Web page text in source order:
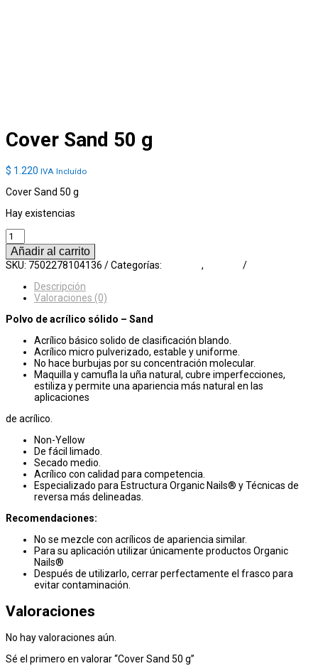
Cover Sand 50 g
$ 1.220 IVA Incluído
Cover Sand 50 g
Hay existencias
Cover
Sand
50
g
Añadir al carrito
SKU: 7502278104136 Categorías: ,
Descripción
Valoraciones (0)
Polvo de acrílico sólido – Sand
Acrílico básico solido de clasificación blando.
Acrílico micro pulverizado, estable y uniforme.
No hace burbujas por su concentración molecular.
Maquilla y camufla la uña natural, cubre imperfecciones,
estiliza y permite una apariencia más natural en las
aplicaciones
de acrílico.
Non-Yellow
De fácil limado.
Secado medio.
Acrílico con calidad para competencia.
Especializado para Estructura Organic Nails® y Técnicas de
reversa más delineadas.
Recomendaciones:
No se mezcle con acrílicos de apariencia similar.
Para su aplicación utilizar únicamente productos Organic
Nails®
Después de utilizarlo, cerrar perfectamente el frasco para
evitar contaminación.
Valoraciones
No hay valoraciones aún.
Sé el primero en valorar “Cover Sand 50 g”